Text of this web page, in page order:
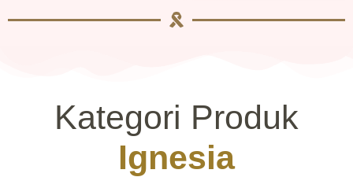
Kategori Produk
Ignesia